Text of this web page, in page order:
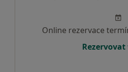
Online rezervace